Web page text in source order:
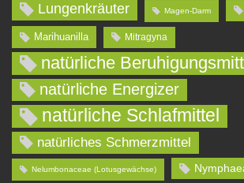
Lungenkräuter Magen-Darm
Marihuanilla Mitragyna
natürliche
natürliche Energizer
natürliche Schlafmittel
natürliches Schmerzmittel
Nelumbonaceae (Lotusgewächse)